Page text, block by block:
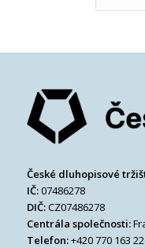
České dluhopisové
IČ:07486278
DIČ:CZ07486278
Centrála společnosti:
Telefon:+420 770 163